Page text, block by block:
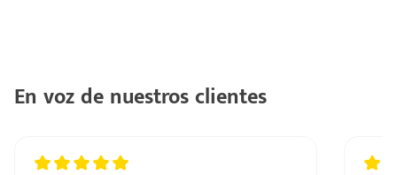
En voz de nuestros clientes